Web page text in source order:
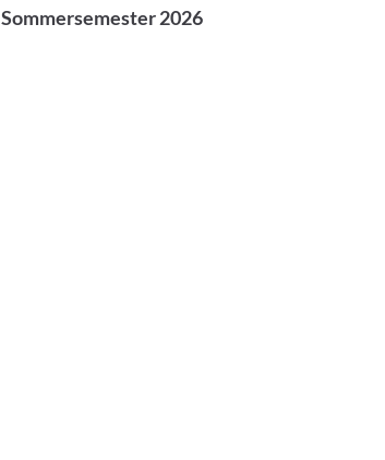
Sommersemester 2026